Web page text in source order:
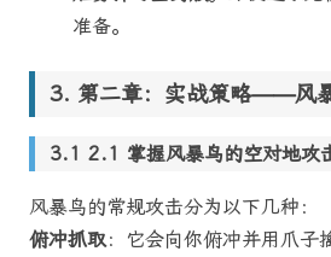
准备。
第二章：实战策略——风
2.1 掌握风暴鸟的空对地攻
风暴鸟的常规攻击分为以下几种：
俯冲抓取：它会向你俯冲并用爪子